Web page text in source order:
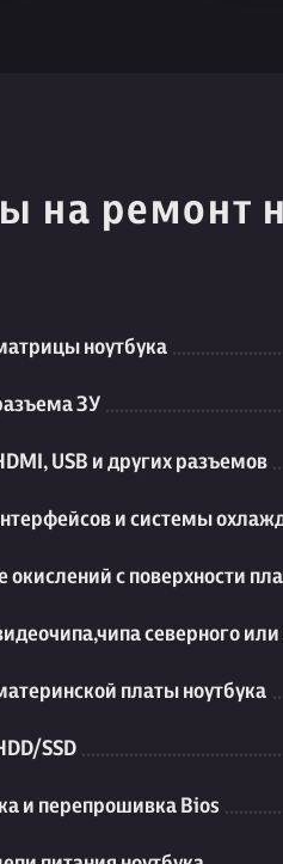
на ремонт
ноутбука
ЗУ
USB и других разъемов
и системы
окислений с поверхности
северного
платы ноутбука
SSD
и перепрошивка Bios